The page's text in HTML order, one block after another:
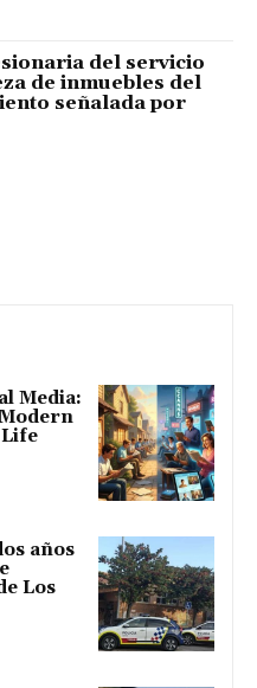
del servicio
de inmuebles del
señalada por
Media:
años
Los